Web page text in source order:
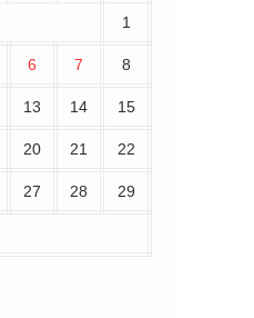
1
6 7 8
13 14 15
20 21 22
27 28 29